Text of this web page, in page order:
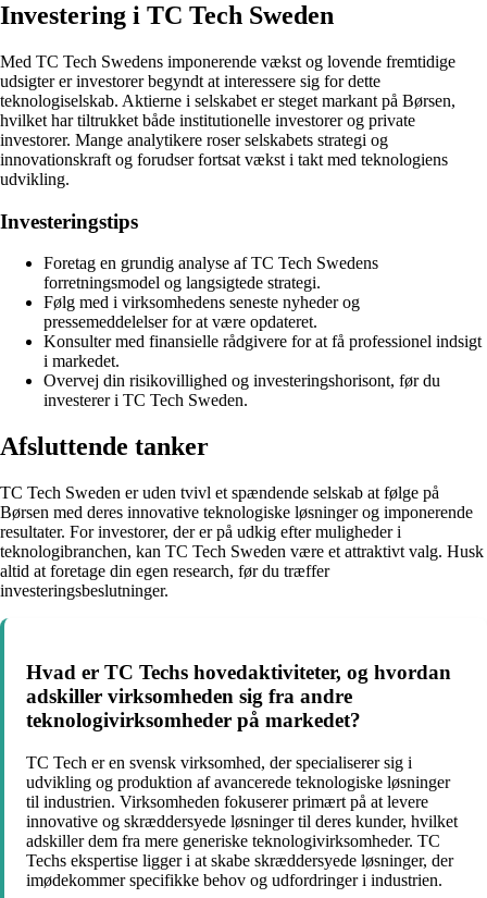
Investering i TC Tech Sweden
Med TC Tech Swedens imponerende vækst og lovende fremtidige
udsigter er investorer begyndt at interessere sig for dette
teknologiselskab. Aktierne i selskabet er steget markant på Børsen,
hvilket har tiltrukket både institutionelle investorer og private
investorer. Mange analytikere roser selskabets strategi og
innovationskraft og forudser fortsat vækst i takt med teknologiens
udvikling.
Investeringstips
Foretag en grundig analyse af TC Tech Swedens
forretningsmodel og langsigtede strategi.
Følg med i virksomhedens seneste nyheder og
pressemeddelelser for at være opdateret.
Konsulter med finansielle rådgivere for at få professionel indsigt
i markedet.
Overvej din risikovillighed og investeringshorisont, før du
investerer i TC Tech Sweden.
Afsluttende tanker
TC Tech Sweden er uden tvivl et spændende selskab at følge på
Børsen med deres innovative teknologiske løsninger og imponerende
resultater. For investorer, der er på udkig efter muligheder i
teknologibranchen, kan TC Tech Sweden være et attraktivt valg. Husk
altid at foretage din egen research, før du træffer
investeringsbeslutninger.
Hvad er TC Techs hovedaktiviteter, og hvordan
adskiller virksomheden sig fra andre
teknologivirksomheder på markedet?
TC Tech er en svensk virksomhed, der specialiserer sig i
udvikling og produktion af avancerede teknologiske løsninger
til industrien. Virksomheden fokuserer primært på at levere
innovative og skræddersyede løsninger til deres kunder, hvilket
adskiller dem fra mere generiske teknologivirksomheder. TC
Techs ekspertise ligger i at skabe skræddersyede løsninger, der
imødekommer specifikke behov og udfordringer i industrien.